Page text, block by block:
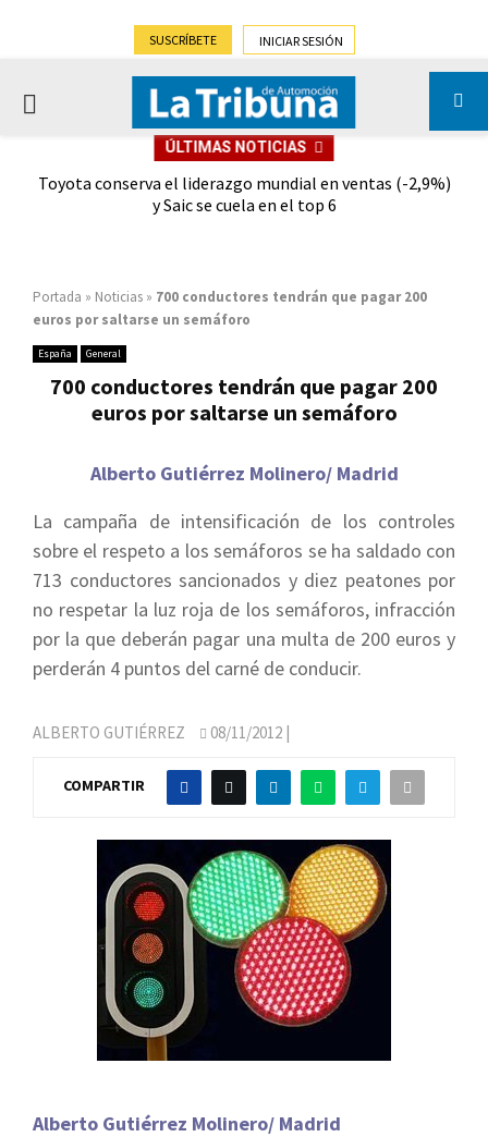
SUSCRÍBETE INICIAR SESIÓN
PRIMARY
ÚLTIMAS NOTICIAS
Toyota conserva el liderazgo mundial en ventas (-2,9%)
y Saic se cuela en el top 6
Portada » Noticias » 700 conductores tendrán que pagar 200
euros por saltarse un semáforo
España General
700 conductores tendrán que pagar 200
euros por saltarse un semáforo
Alberto Gutiérrez Molinero/ Madrid
La campaña de intensificación de los controles
sobre el respeto a los semáforos se ha saldado con
713 conductores sancionados y diez peatones por
no respetar la luz roja de los semáforos, infracción
por la que deberán pagar una multa de 200 euros y
perderán 4 puntos del carné de conducir.
ALBERTO GUTIÉRREZ 08/11/2012 |
COMPARTIR
Alberto Gutiérrez Molinero/ Madrid